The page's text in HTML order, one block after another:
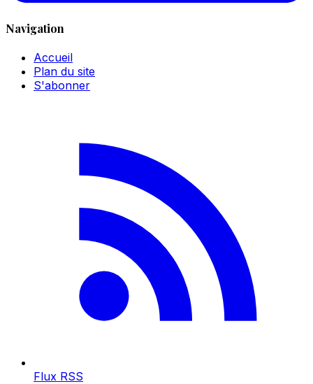
Navigation
Accueil
Plan du site
S'abonner
Flux RSS